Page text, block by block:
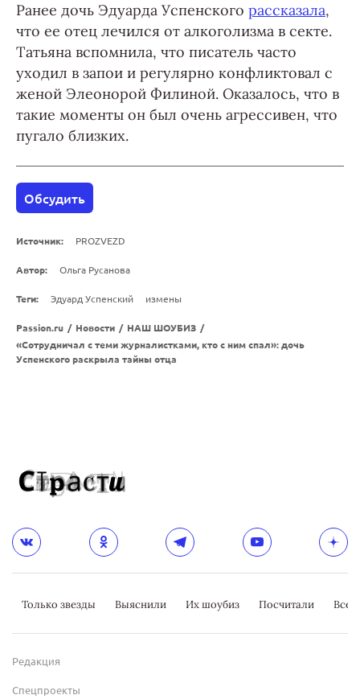
Ранее дочь Эдуарда Успенского рассказала,
что ее отец лечился от алкоголизма в секте.
Татьяна вспомнила, что писатель часто
уходил в запои и регулярно конфликтовал с
женой Элеонорой Филиной. Оказалось, что в
такие моменты он был очень агрессивен, что
пугало близких.
Обсудить
Источник: PROZVEZD
Автор: Ольга Русанова
Теги: Эдуард Успенский измены
Passion.ru / Новости / НАШ ШОУБИЗ /
«Сотрудничал с теми журналистками, кто с ним спал»: дочь
Успенского раскрыла тайны отца
Только звезды Выяснили Их шоубиз Посчитали
Редакция
Спецпроекты